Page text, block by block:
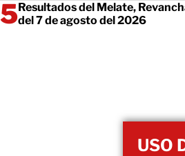
Resultados del Melate,
del 7 de agosto del 2026
USO